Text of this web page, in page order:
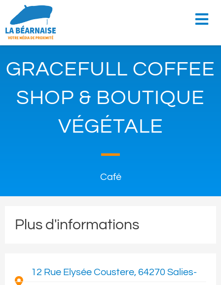
GRACEFULL COFFEE
SHOP & BOUTIQUE
VÉGÉTALE
Café
Plus d'informations
12 Rue Elysée Coustere, 64270 Salies-